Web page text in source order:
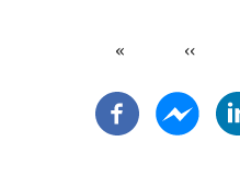
First
« ‹‹